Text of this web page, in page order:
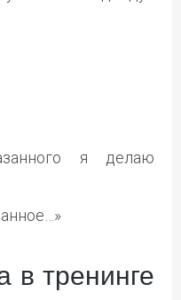
я делаю
тренинге